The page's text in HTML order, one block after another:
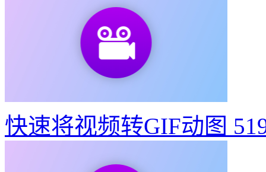
快速将视频转GIF动图